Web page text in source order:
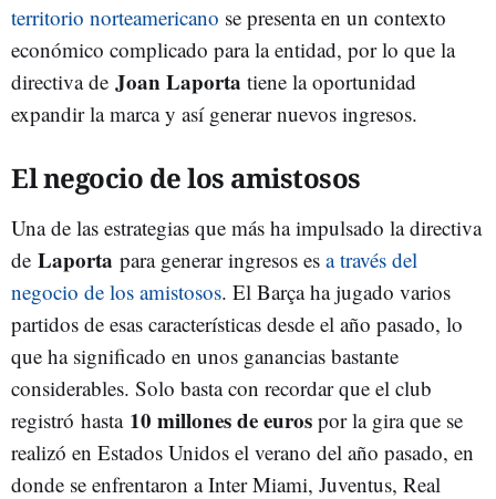
territorio norteamericano se presenta en un contexto
económico complicado para la entidad, por lo que la
directiva de Joan Laporta tiene la oportunidad
expandir la marca y así generar nuevos ingresos.
El negocio de los amistosos
Una de las estrategias que más ha impulsado la directiva
de Laporta para generar ingresos es a través del
negocio de los amistosos. El Barça ha jugado varios
partidos de esas características desde el año pasado, lo
que ha significado en unos ganancias bastante
considerables. Solo basta con recordar que el club
registró hasta 10 millones de euros por la gira que se
realizó en Estados Unidos el verano del año pasado, en
donde se enfrentaron a Inter Miami, Juventus, Real